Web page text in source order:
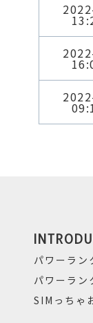
パワーラン
パワーラン
SIMっちゃ